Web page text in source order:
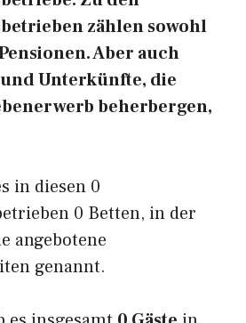
zählen sowohl
Aber auch
Unterkünfte, die
beherbergen,
in diesen 0
0 Betten, in der
angebotene
genannt.